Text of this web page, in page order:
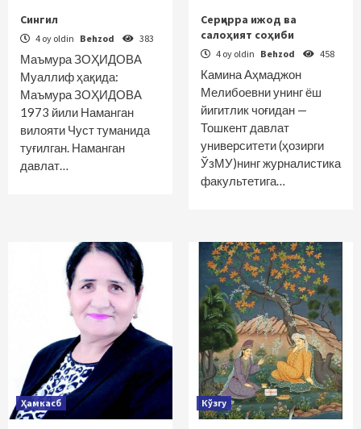
Сингил
4 oy oldin Behzod 383
Маъмура ЗОҲИДОВА
Муаллиф ҳақида:
Маъмура ЗОҲИДОВА
1973 йили Наманган
вилояти Чуст туманида
туғилган. Наманган
давлат…
Серқирра ижод ва
салоҳият соҳиби
4 oy oldin Behzod 458
Камина Аҳмаджон
Мелибоевни унинг ёш
йигитлик чоғидан —
Тошкент давлат
университети (ҳозирги
ЎзМУ)нинг журналистика
факультетига…
Ҳамкасб Кўзгу